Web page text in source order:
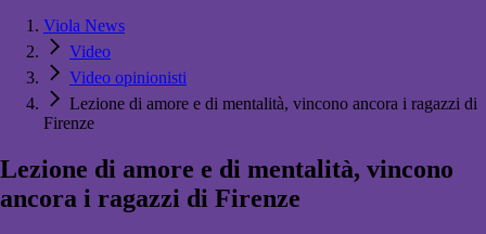
Viola News
Video
Video opinionisti
Lezione di amore e di mentalità, vincono ancora i ragazzi di
Firenze
Lezione di amore e di mentalità, vincono
ancora i ragazzi di Firenze